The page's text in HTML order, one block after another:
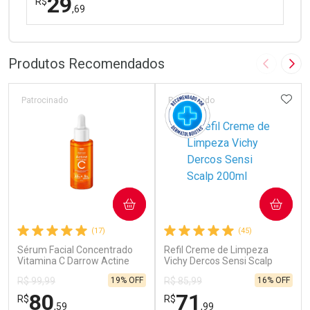
,69
Laboratório
Ativar Desconto
Comprar sem Desconto
Por Menos
Comprar sem Desconto
Produtos Recomendados Imagem
(17)
Sérum Facial Concentrado
Vitamina C Darrow Actine
Patrocinado
R$ 99,99
R$80,59
19% OFF
COMPRAR
(45)
Refil Creme de Limpeza
Vichy Dercos Sensi Scalp
Patrocinado
R$ 85,99
R$71 ,99
16% OFF
COMPRAR